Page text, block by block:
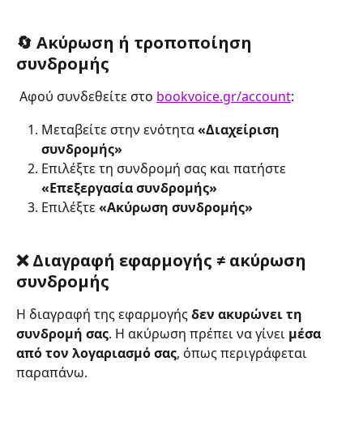
🔄 Ακύρωση ή τροποποίηση
συνδρομής
Αφού συνδεθείτε στο bookvoice.gr/account:
Μεταβείτε στην ενότητα «Διαχείριση
συνδρομής»
Επιλέξτε τη συνδρομή σας και πατήστε
«Επεξεργασία συνδρομής»
Επιλέξτε «Ακύρωση συνδρομής»
❌ Διαγραφή εφαρμογής ≠ ακύρωση
συνδρομής
Η διαγραφή της εφαρμογής δεν ακυρώνει τη
συνδρομή σας. Η ακύρωση πρέπει να γίνει μέσα
από τον λογαριασμό σας, όπως περιγράφεται
παραπάνω.